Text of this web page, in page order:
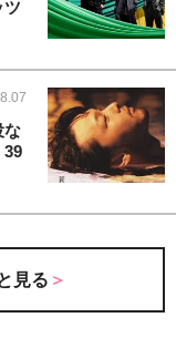
ツ
な
39
見る